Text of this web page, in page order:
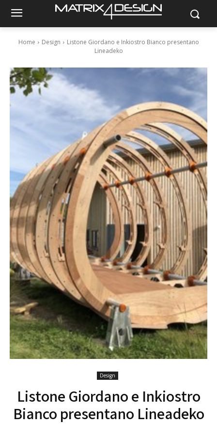
Home Design
Listone Giordano e Inkiostro Bianco presentano
Lineadeko
Design
Listone Giordano e Inkiostro
Bianco presentano Lineadeko